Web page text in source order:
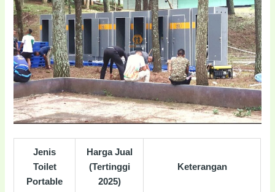
Jenis
Toilet
Portable
Harga Jual
(Tertinggi
2025)
Keterangan